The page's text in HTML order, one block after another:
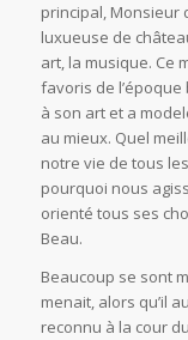
principal, Monsieur
luxueuse de
art, la musique. Ce
favoris de
à son art et a
au mieux. Quel
notre vie de tous
pourquoi nous
orienté tous ses
Beau.
Beaucoup se sont
menait, alors qu’il
reconnu à la cour